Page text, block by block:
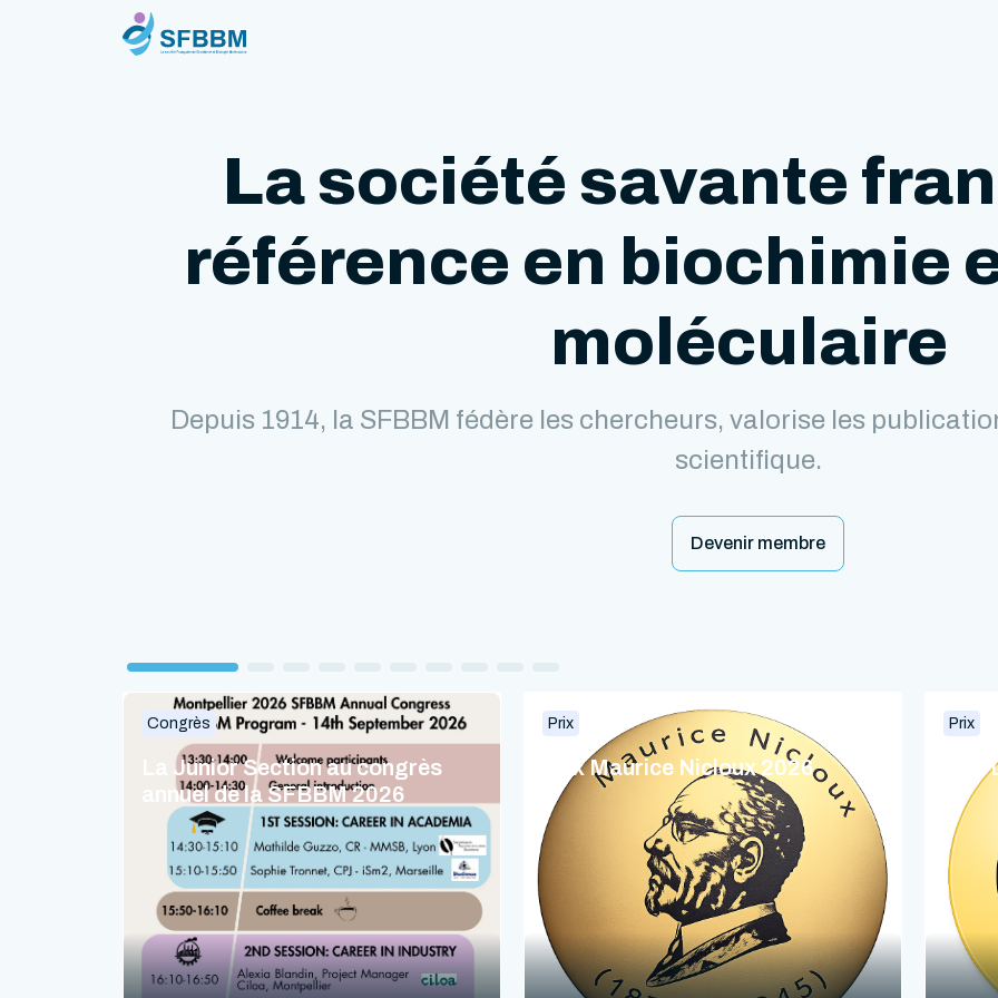
La société savante
référence en biochimie
moléculaire
Depuis 1914, la SFBBM fédère les chercheurs, valorise les
scientifique.
Devenir membre
Congrès
La Junior Section au congrès
annuel de la SFBBM 2026
Prix
Prix Maurice Nicloux 2026
Prix
Prix